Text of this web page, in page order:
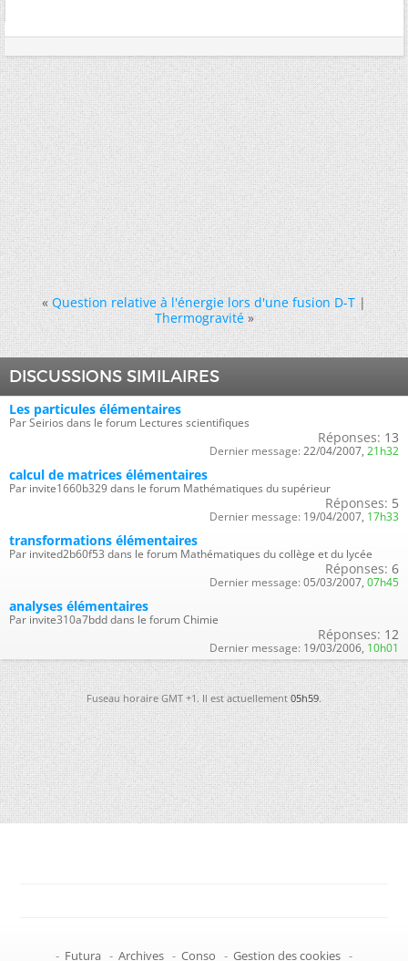
« Question relative à l'énergie lors d'une fusion D-T|
Thermogravité »
DISCUSSIONS SIMILAIRES
Les particules élémentaires
Par Seirios dans le forum Lectures scientifiques
Réponses: 13
Dernier message: 22/04/2007, 21h32
calcul de matrices élémentaires
Par invite1660b329 dans le forum Mathématiques du supérieur
Réponses: 5
Dernier message: 19/04/2007, 17h33
transformations élémentaires
Par invited2b60f53 dans le forum Mathématiques du collège et du lycée
Réponses: 6
Dernier message: 05/03/2007, 07h45
analyses élémentaires
Par invite310a7bdd dans le forum Chimie
Réponses: 12
Dernier message: 19/03/2006, 10h01
Fuseau horaire GMT +1. Il est actuellement05h59.
- Futura - Archives - Conso - Gestion des cookies -